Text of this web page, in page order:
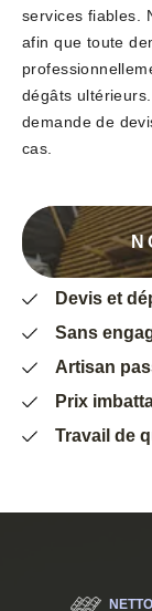
services fiables.
afin que toute
dégâts
demande de
cas.
Devis et
Sans
Artisan
Prix
Travail de